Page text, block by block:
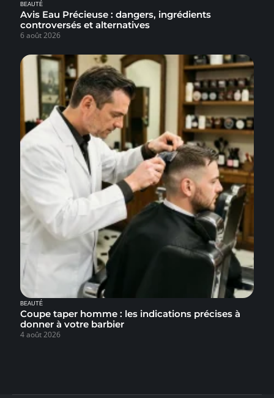
BEAUTÉ
Avis Eau Précieuse : dangers, ingrédients
controversés et alternatives
6 août 2026
BEAUTÉ
Coupe taper homme : les indications précises à
donner à votre barbier
4 août 2026